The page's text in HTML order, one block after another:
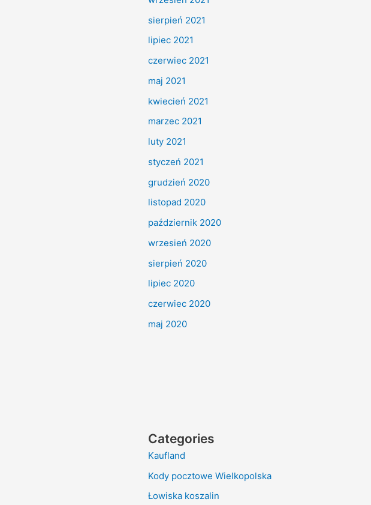
sierpień 2021
lipiec 2021
czerwiec 2021
maj 2021
kwiecień 2021
marzec 2021
luty 2021
styczeń 2021
grudzień 2020
listopad 2020
październik 2020
wrzesień 2020
sierpień 2020
lipiec 2020
czerwiec 2020
maj 2020
Categories
Kaufland
Kody pocztowe Wielkopolska
Łowiska koszalin